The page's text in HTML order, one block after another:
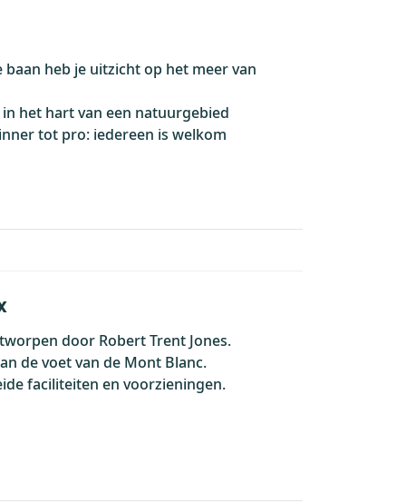
baan heb je uitzicht op het meer van
in het hart van een natuurgebied
tot pro: iedereen is welkom
door Robert Trent Jones.
de voet van de Mont Blanc.
faciliteiten en voorzieningen.